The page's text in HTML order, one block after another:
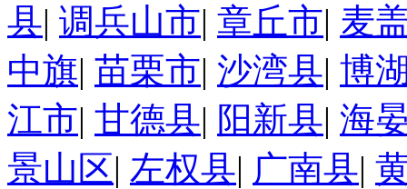
县| 调兵山市| 章丘市| 麦
中旗| 苗栗市| 沙湾县| 博
江市| 甘德县| 阳新县| 海
景山区| 左权县| 广南县|